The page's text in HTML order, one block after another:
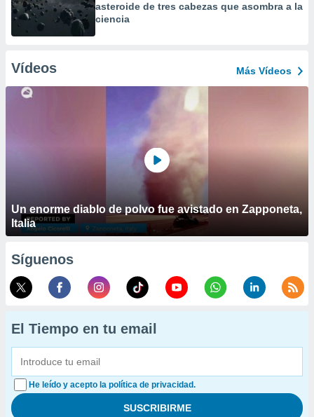
asteroide de tres cabezas que asombra a la
ciencia
Vídeos Más Vídeos
Un enorme diablo de polvo fue avistado en Zapponeta,
Italia
Síguenos
El Tiempo en tu email
He leído y acepto la política de privacidad.